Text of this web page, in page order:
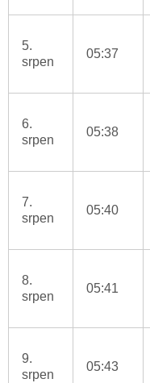
5.
srpen
05:37
6.
srpen
05:38
7.
srpen
05:40
8.
srpen
05:41
9.
srpen
05:43